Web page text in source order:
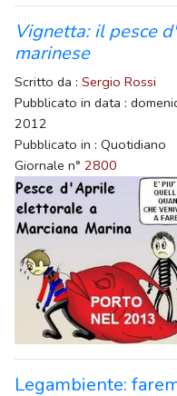
Vignetta: il pesce
marinese
Scritto da : Sergio Rossi
Pubblicato in data :
2012
Pubblicato in : Quotidiano
Giornale n° 2800
Legambiente: